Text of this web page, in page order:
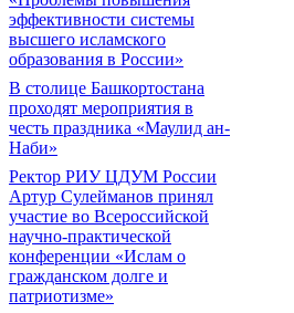
эффективности системы
высшего исламского
образования в России»
В столице Башкортостана
проходят мероприятия в
честь праздника «Маулид ан-
Наби»
Ректор РИУ ЦДУМ России
Артур Сулейманов принял
участие во Всероссийской
научно-практической
конференции «Ислам о
гражданском долге и
патриотизме»